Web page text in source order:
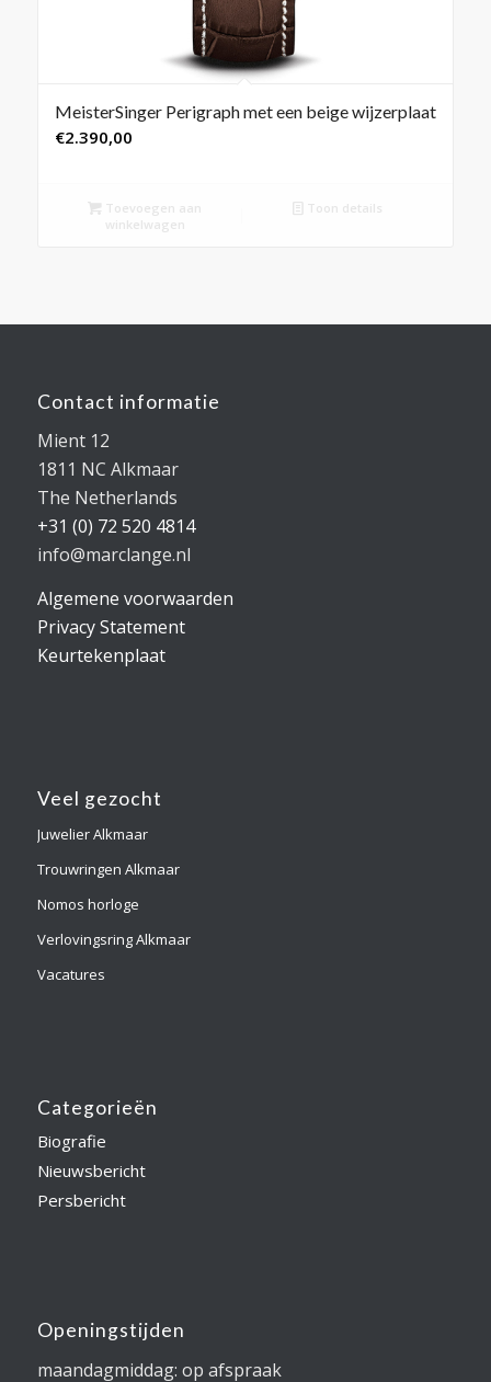
MeisterSinger Perigraph met een beige wijzerplaat
€2.390,00
Toevoegen aan
winkelwagen
Toon details
Contact informatie
Mient 12
1811 NC Alkmaar
The Netherlands
+31 (0) 72 520 4814
info@marclange.nl
Algemene voorwaarden
Privacy Statement
Keurtekenplaat
Veel gezocht
Juwelier Alkmaar
Trouwringen Alkmaar
Nomos horloge
Verlovingsring Alkmaar
Vacatures
Categorieën
Biografie
Nieuwsbericht
Persbericht
Openingstijden
maandagmiddag: op afspraak